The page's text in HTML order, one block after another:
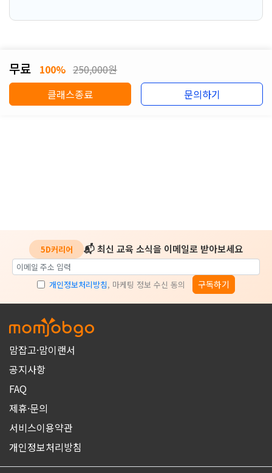
무료 100% 250,000원
클래스종료
문의하기
5D커리어 📬 최신 교육 소식을 이메일로 받아보세요
개인정보처리방침, 마케팅 정보 수신 동의 구독하기
맘잡고·맘이랜서
공지사항
FAQ
제휴·문의
서비스이용약관
개인정보처리방침